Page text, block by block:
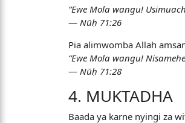
“Ewe Mola wangu!
— Nūḥ 71:26
Pia alimwomba Allah
“Ewe Mola wangu!
— Nūḥ 71:28
4. MUKTADHA
Baada ya karne nyingi za